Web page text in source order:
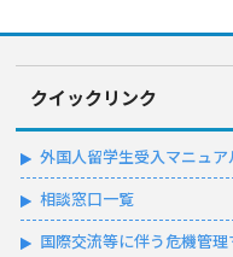
クイックリンク
外国人留学生受入マニュア
相談窓口一覧
国際交流等に伴う危機管